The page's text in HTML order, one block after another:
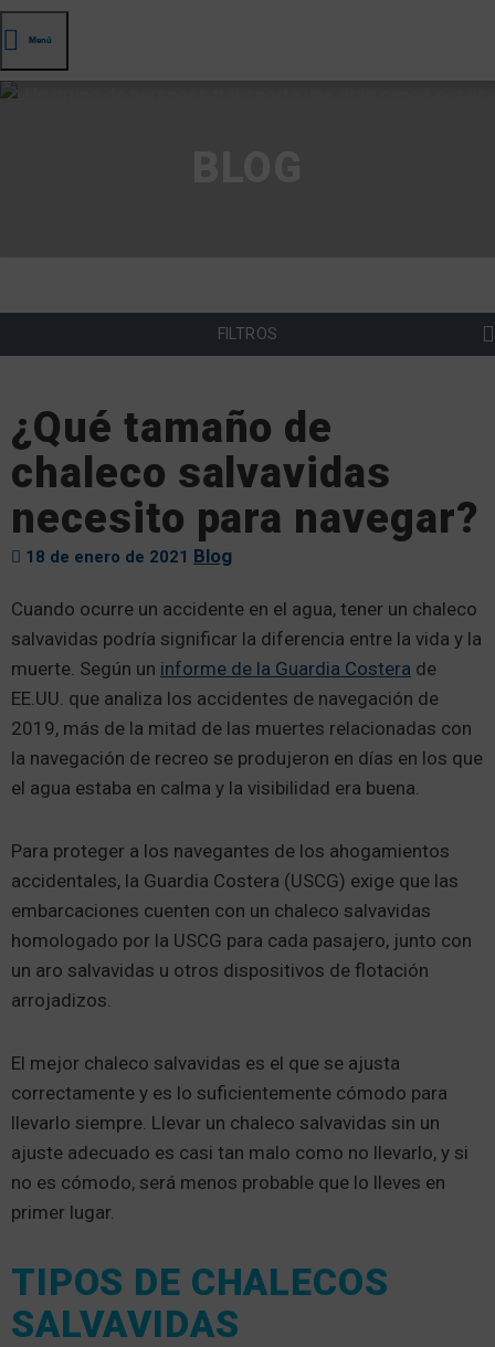
Menú
FILTROS
¿Qué tamaño de
chaleco salvavidas
necesito para navegar?
18 de enero de 2021 Blog
Cuando ocurre un accidente en el agua, tener un chaleco
salvavidas podría significar la diferencia entre la vida y la
muerte. Según un informe de la Guardia Costera de
EE.UU. que analiza los accidentes de navegación de
2019, más de la mitad de las muertes relacionadas con
la navegación de recreo se produjeron en días en los que
el agua estaba en calma y la visibilidad era buena.
Para proteger a los navegantes de los ahogamientos
accidentales, la Guardia Costera (USCG) exige que las
embarcaciones cuenten con un chaleco salvavidas
homologado por la USCG para cada pasajero, junto con
un aro salvavidas u otros dispositivos de flotación
arrojadizos.
El mejor chaleco salvavidas es el que se ajusta
correctamente y es lo suficientemente cómodo para
llevarlo siempre. Llevar un chaleco salvavidas sin un
ajuste adecuado es casi tan malo como no llevarlo, y si
no es cómodo, será menos probable que lo lleves en
primer lugar.
TIPOS DE CHALECOS
SALVAVIDAS